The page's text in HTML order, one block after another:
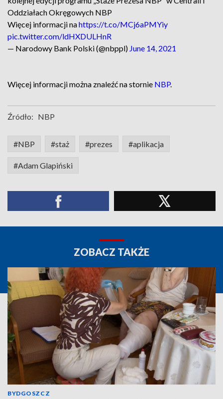
Oddziałach Okręgowych NBP
Więcej informacji nahttps://t.co/MCj6aPMYiy
pic.twitter.com/ldHXDULHnR
— Narodowy Bank Polski (@nbppl) June 14, 2021
Więcej informacji można znaleźć na stornie NBP.
Źródło: NBP
#NBP #staż #prezes #aplikacja
#Adam Glapiński
ZOBACZ TAKŻE
BYDGOSZCZ